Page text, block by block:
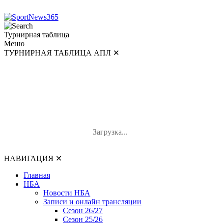
Турнирная таблица
Меню
ТУРНИРНАЯ ТАБЛИЦА АПЛ ✕
Загрузка...
НАВИГАЦИЯ ✕
Главная
НБА
Новости НБА
Записи и онлайн трансляции
Сезон 26/27
Сезон 25/26